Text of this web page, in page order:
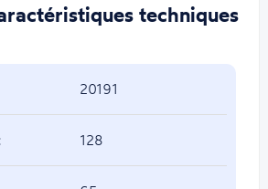
techniques
20191
128